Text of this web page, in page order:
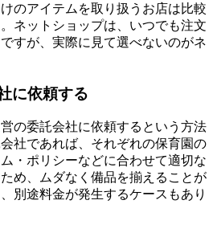
のアイテムを取り扱うお店は比較
ネットショップは、いつでも注文
すが、実際に見て選べないのがネ
に依頼する
の委託会社に依頼するという方法
社であれば、それぞれの保育園の
・ポリシーなどに合わせて適切な
め、ムダなく備品を揃えることが
別途料金が発生するケースもあり